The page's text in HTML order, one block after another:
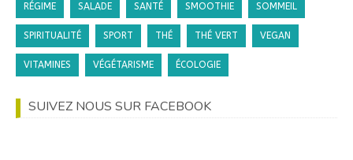
RÉGIME SALADE SANTÉ SMOOTHIE SOMMEIL
SPIRITUALITÉ SPORT THÉ THÉ VERT VEGAN
VITAMINES VÉGÉTARISME ÉCOLOGIE
SUIVEZ NOUS SUR FACEBOOK